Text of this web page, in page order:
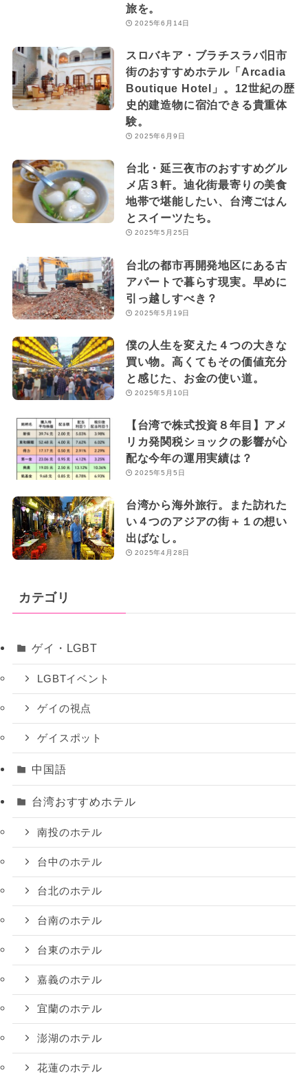
旅を。
2025年6月14日
スロバキア・ブラチスラバ旧市
街のおすすめホテル「Arcadia
Boutique Hotel」。12世紀の歴
史的建造物に宿泊できる貴重体
験。
2025年6月9日
台北・延三夜市のおすすめグル
メ店３軒。迪化街最寄りの美食
地帯で堪能したい、台湾ごはん
とスイーツたち。
2025年5月25日
台北の都市再開発地区にある古
アパートで暮らす現実。早めに
引っ越しすべき？
2025年5月19日
僕の人生を変えた４つの大きな
買い物。高くてもその価値充分
と感じた、お金の使い道。
2025年5月10日
【台湾で株式投資８年目】アメ
リカ発関税ショックの影響が心
配な今年の運用実績は？
2025年5月5日
台湾から海外旅行。また訪れた
い４つのアジアの街＋１の想い
出ばなし。
2025年4月28日
カテゴリ
ゲイ・LGBT
LGBTイベント
ゲイの視点
ゲイスポット
中国語
台湾おすすめホテル
南投のホテル
台中のホテル
台北のホテル
台南のホテル
台東のホテル
嘉義のホテル
宜蘭のホテル
澎湖のホテル
花蓮のホテル